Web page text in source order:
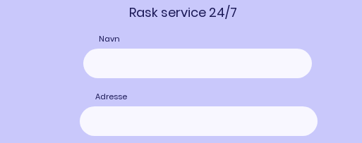
Rask service 24/7
Navn
Adresse